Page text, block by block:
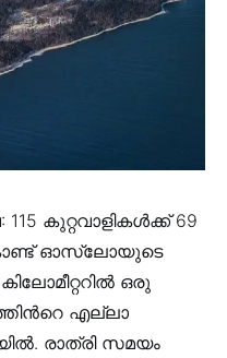
കുറ്റവാളികള്‍ക്ക് 69
ഓസ്ലോയുടെ
ഒരു
എല്ലാ
രാത്രി സമയം